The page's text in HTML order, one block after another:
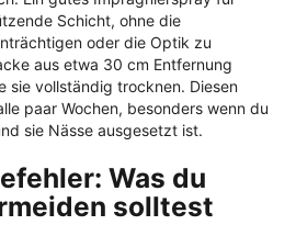
Schicht, ohne die
oder die Optik zu
aus etwa 30 cm Entfernung
sie vollständig trocknen. Diesen
paar Wochen, besonders wenn du
sie Nässe ausgesetzt ist.
Was du
solltest